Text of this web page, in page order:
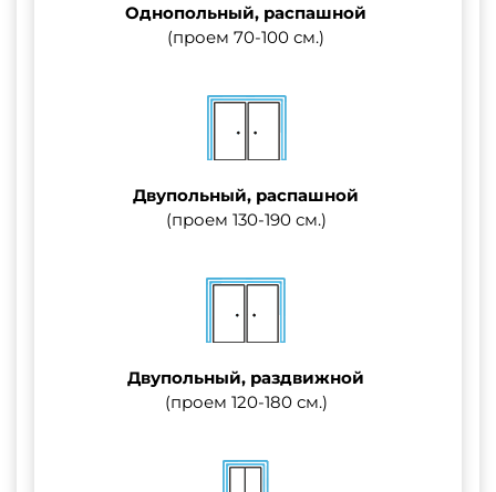
Однопольный, распашной
(проем 70-100 см.)
Двупольный, распашной
(проем 130-190 см.)
Двупольный, раздвижной
(проем 120-180 см.)